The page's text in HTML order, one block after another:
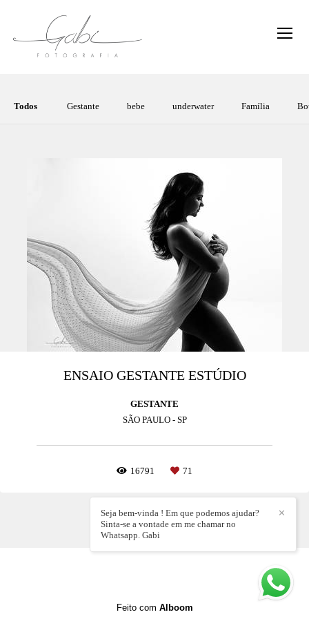
Todos Gestante bebe underwater Família
ENSAIO GESTANTE ESTÚDIO
GESTANTE
SÃO PAULO - SP
16791 71
✕
Seja bem-vinda ! Em que podemos ajudar?
Sinta-se a vontade em me chamar no
Whatsapp. Gabi
Feito com Alboom